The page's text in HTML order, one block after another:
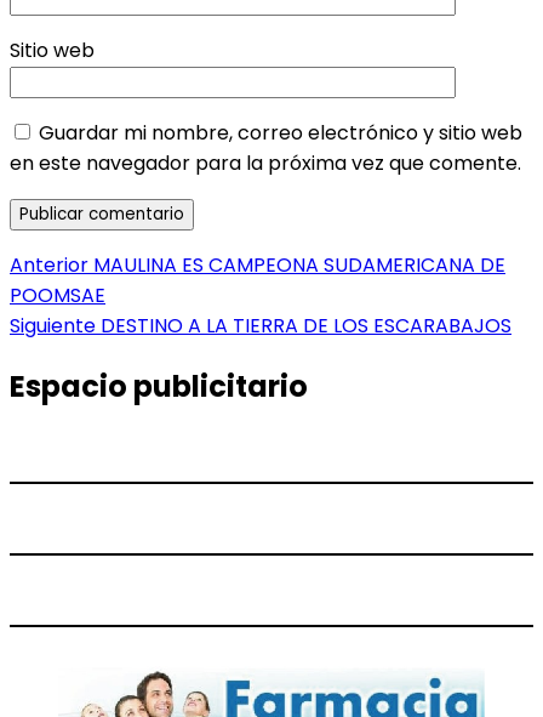
Sitio web
Guardar mi nombre, correo electrónico y sitio web
en este navegador para la próxima vez que comente.
Navegación
de
Anterior Entrada
anterior:
MAULINA ES CAMPEONA SUDAMERICANA DE
POOMSAE
Siguiente Entrada
DESTINO A LA TIERRA DE LOS ESCARABAJOS
Espacio publicitario